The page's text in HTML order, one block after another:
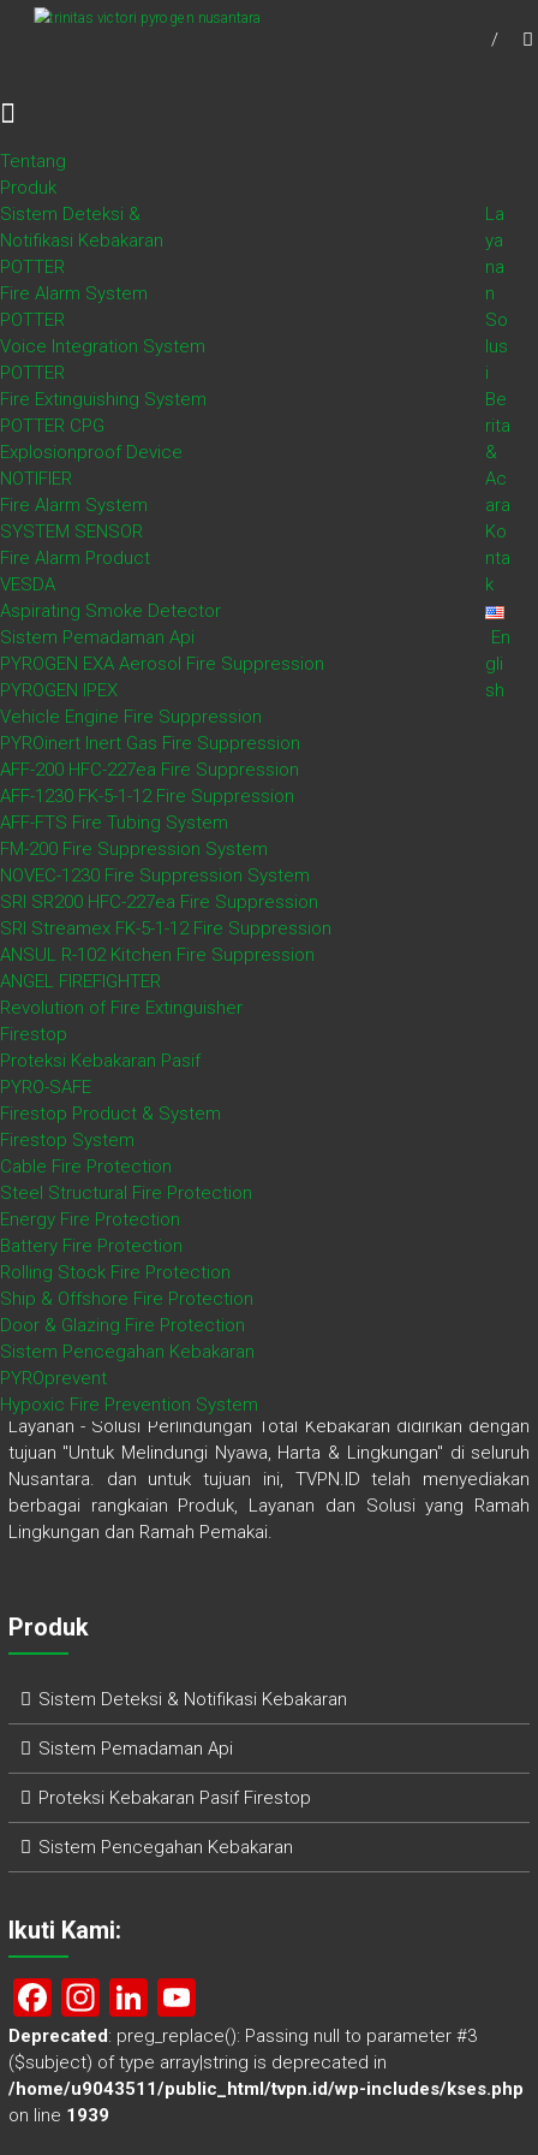
TVPN.ID
Tentang
Produk
Sistem Deteksi &
Notifikasi Kebakaran
POTTER
Fire Alarm System
POTTER
Voice Integration System
POTTER
Fire Extinguishing System
POTTER CPG
Explosionproof Device
NOTIFIER
Fire Alarm System
SYSTEM SENSOR
Fire Alarm Product
VESDA
Aspirating Smoke Detector
Sistem Pemadaman Api
PYROGEN EXA Aerosol Fire Suppression
PYROGEN IPEX
Vehicle Engine Fire Suppression
PYROinert Inert Gas Fire Suppression
AFF-200 HFC-227ea Fire Suppression
AFF-1230 FK-5-1-12 Fire Suppression
AFF-FTS Fire Tubing System
FM-200 Fire Suppression System
NOVEC-1230 Fire Suppression System
SRI SR200 HFC-227ea Fire Suppression
SRI Streamex FK-5-1-12 Fire Suppression
ANSUL R-102 Kitchen Fire Suppression
ANGEL FIREFIGHTER
Revolution of Fire Extinguisher
Firestop
Proteksi Kebakaran Pasif
PYRO-SAFE
Firestop Product & System
Firestop System
Cable Fire Protection
Steel Structural Fire Protection
Energy Fire Protection
Battery Fire Protection
Rolling Stock Fire Protection
Ship & Offshore Fire Protection
Door & Glazing Fire Protection
Sistem Pencegahan Kebakaran
PYROprevent
Hypoxic Fire Prevention System
La
ya
na
n
So
lus
i
Be
rita
&
Ac
ara
Ko
nta
k
En
gli
sh
POTTER PAD100-DRTS Duct
Remote Test Switch
[wpseo_breadcrumb]
POTTER PAD100-DRTS
Saklar Pengujian Ducting Jarak Jauh
(Duct Remote Test Switch)
Module PAD100-DRTS tidak memerlukan address
SLC Loop. PAD100-DRTS merupakan saklar
pengujian jarak jauh (remote test switch) yang
tersupervisi untuk PAD100-DUCTR detektor asap
ducting. LED Active dan Pilot menandakan status
dari detektor PAD100-DUCTR. Saklar kunci
memungkinkan pengujian jarak jauh detektor asap
ducting PAD100-DUCTR.
TVPN.ID - PT. Trinitas Victori Pyrogen Nusantara Produk -
Layanan - Solusi Perlindungan Total Kebakaran didirikan dengan
tujuan "Untuk Melindungi Nyawa, Harta & Lingkungan" di seluruh
Nusantara. dan untuk tujuan ini, TVPN.ID telah menyediakan
berbagai rangkaian Produk, Layanan dan Solusi yang Ramah
Lingkungan dan Ramah Pemakai.
Produk
Sistem Deteksi & Notifikasi Kebakaran
Sistem Pemadaman Api
Proteksi Kebakaran Pasif Firestop
Sistem Pencegahan Kebakaran
Ikuti Kami:
F
a
ce
b
In
st
a
gr
Li
nk
e
dI
Y
o
u
T
Deprecated: preg_replace(): Passing null to parameter #3
($subject) of type array|string is deprecated in
/home/u9043511/public_html/tvpn.id/wp-includes/kses.php
on line 1939